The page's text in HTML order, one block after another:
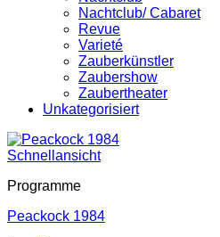
Nachtclub/ Cabaret
Revue
Varieté
Zauberkünstler
Zaubershow
Zaubertheater
Unkategorisiert
Schnellansicht
Programme
Peackock 1984